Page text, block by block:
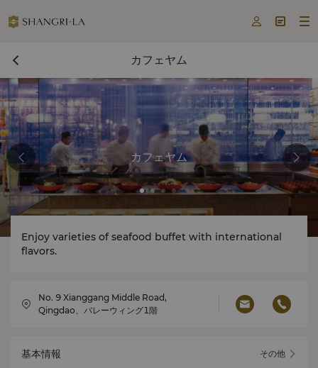
  
カフェヤム
カフェヤム
Enjoy varieties of seafood buffet with international
flavors.
No. 9 Xianggang Middle Road,
Qingdao、バレーウィング1階
基本情報 その他